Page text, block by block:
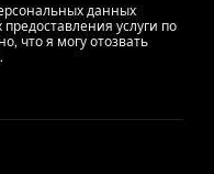
данных
услуги по
что я могу отозвать